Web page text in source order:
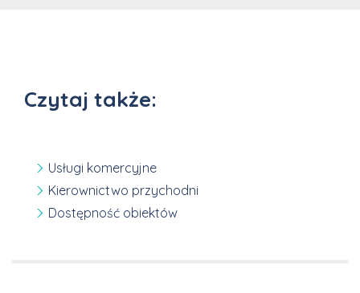
Czytaj także:
Usługi komercyjne
Kierownictwo przychodni
Dostępność obiektów